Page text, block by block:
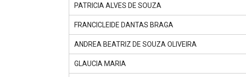
PATRICIA ALVES DE SOUZA
FRANCICLEIDE DANTAS BRAGA
ANDREA BEATRIZ DE SOUZA OLIVEIRA
GLAUCIA MARIA